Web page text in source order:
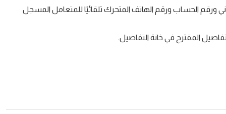
ورقم الحساب ورقم الهاتف المتحرك تلقائيًا للمتعامل المسجل
المقترح في خانة التفاصيل.